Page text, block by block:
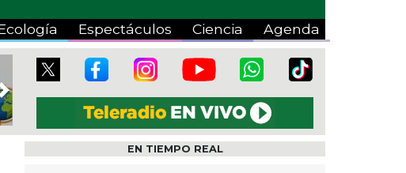
Espectáculos Ciencia Agenda
Next
EN TIEMPO REAL